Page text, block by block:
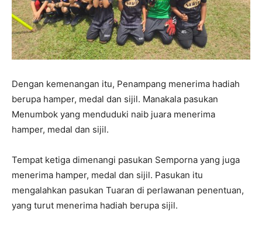
Dengan kemenangan itu, Penampang menerima hadiah
berupa hamper, medal dan sijil. Manakala pasukan
Menumbok yang menduduki naib juara menerima
hamper, medal dan sijil.
Tempat ketiga dimenangi pasukan Semporna yang juga
menerima hamper, medal dan sijil. Pasukan itu
mengalahkan pasukan Tuaran di perlawanan penentuan,
yang turut menerima hadiah berupa sijil.